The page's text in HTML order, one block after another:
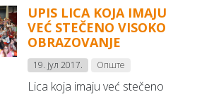
UPIS LICA KOJA IMAJU
VEĆ STEČENO VISOKO
OBRAZOVANJE
19. јул 2017. Опште
Lica koja imaju već stečeno